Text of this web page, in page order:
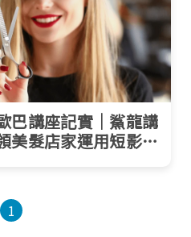
巴講座記實｜鯊龍講
美髮店家運用短影音
1